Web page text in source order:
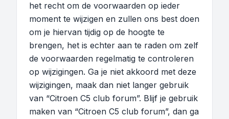
het recht om de voorwaarden op ieder
moment te wijzigen en zullen ons best doen
om je hiervan tijdig op de hoogte te
brengen, het is echter aan te raden om zelf
de voorwaarden regelmatig te controleren
op wijzigingen. Ga je niet akkoord met deze
wijzigingen, maak dan niet langer gebruik
van “Citroen C5 club forum”. Blijf je gebruik
maken van “Citroen C5 club forum”, dan ga